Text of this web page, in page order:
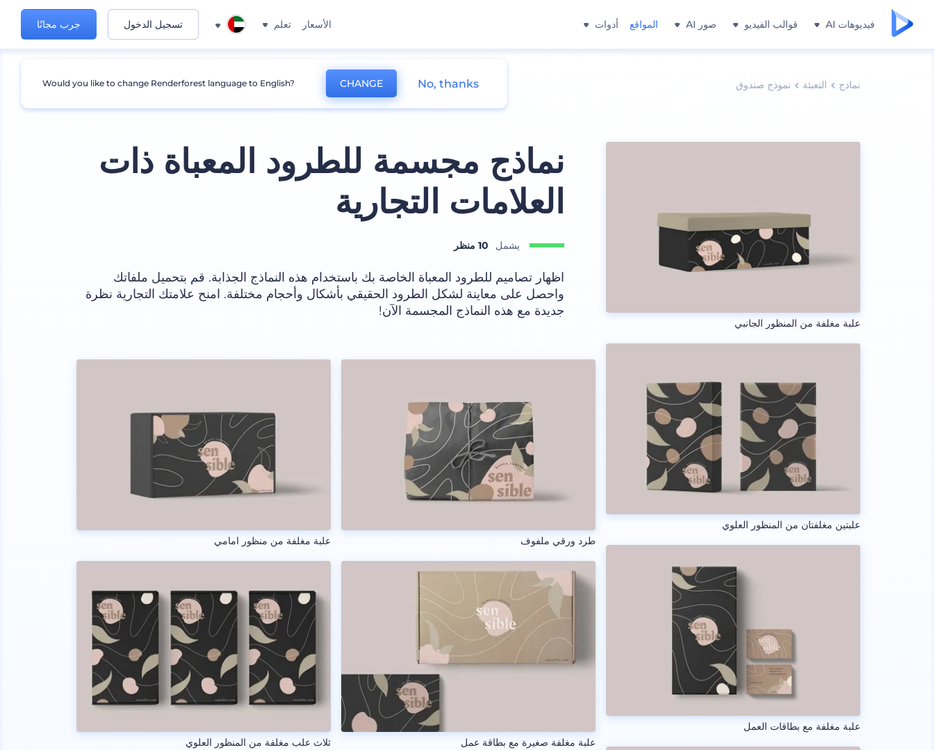
فيديوهات AI قوالب الفيديو صور AI المواقع أدوات الأسعار تعلم تسجيل الدخول جرب مجانًا
نماذج التعبئة نموذج صندوق
علبة مغلفة من المنظور الجانبي
علبتين مغلفتان من المنظور العلوي
علبة مغلفة مع بطاقات العمل
نماذج مجسمة للطرود المعباة ذات
العلامات التجارية
يشمل 10 منظر
اظهار تصاميم للطرود المعباة الخاصة بك باستخدام هذه النماذج الجذابة. قم بتحميل ملفاتك
واحصل على معاينة لشكل الطرود الحقيقي بأشكال وأحجام مختلفة. امنح علامتك التجارية نظرة
جديدة مع هذه النماذج المجسمة الآن!
طرد ورقي ملفوف
علبة مغلفة صغيرة مع بطاقة عمل
علبة مغلفة من منظور امامي
ثلاث علب مغلفة من المنظور العلوي
Would you like to change Renderforest language to English? CHANGE No, thanks